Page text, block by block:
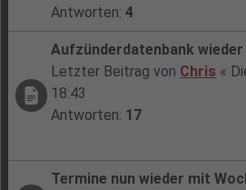
Antworten:4
Aufzünderdatenbank wieder
Letzter Beitrag von Chris «
18:43
Antworten: 17
Termine nun wieder mit